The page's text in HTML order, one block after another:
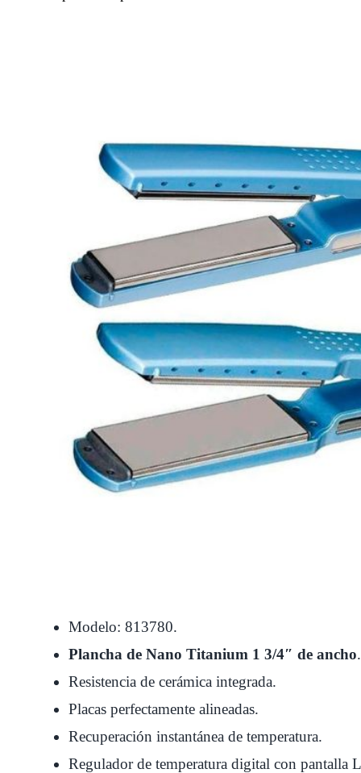
Modelo: 813780.
Plancha de Nano Titanium 1 3/4″ de ancho.
Resistencia de cerámica integrada.
Placas perfectamente alineadas.
Recuperación instantánea de temperatura.
Regulador de temperatura digital con pantalla